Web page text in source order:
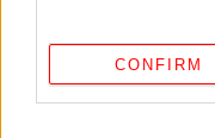
CONFIRM